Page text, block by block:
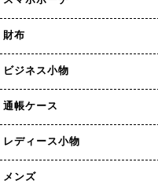
財布
ビジネス小物
通帳ケース
レディース小物
メンズ